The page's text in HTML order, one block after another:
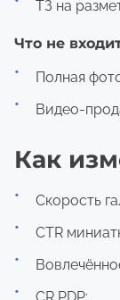
ТЗ на
Что не
Полная
Видео-
Как
Скорость
CTR